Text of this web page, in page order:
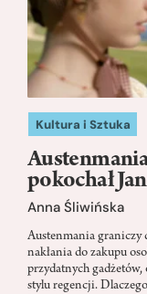
Kultura i Sztuka
pokochał
Anna Śliwińska
Austenmania graniczy
nakłania do zakupu
przydatnych
stylu regencji.